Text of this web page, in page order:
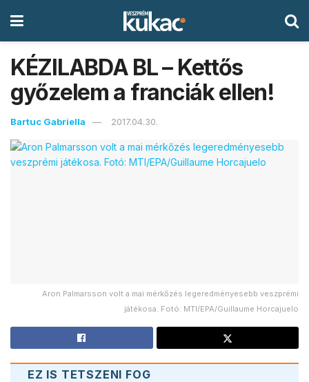
KÉZILABDA BL – Kettős
győzelem a franciák ellen!
Bartuc Gabriella 2017.04.30.
Aron Palmarsson volt a mai mérkőzés legeredményesebb veszprémi
játékosa. Fotó: MTI/EPA/Guillaume Horcajuelo
EZ IS TETSZENI FOG